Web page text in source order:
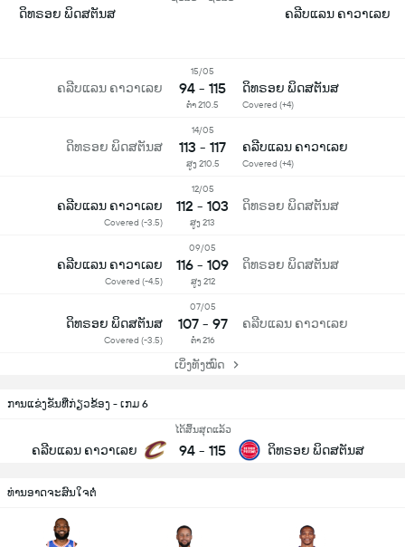
ການແຂ່ງຂັນທີ່ກ່ຽວຂ້ອງ - ເກມ 6
ຄລີບແລນ ຄາວາເລຍ
ໄດ້ສິ້ນສຸດແລ້ວ
94 - 115 ດິທຣອຍ ພິດສຕັນສ
ດິທຣອຍ ພິດສຕັນສ ຄລີບແລນ ຄາວາເລຍ
ຄລີບແລນ ຄາວາເລຍ
15/05
94 - 115 ດິທຣອຍ ພິດສຕັນສ
Covered (+4)
ຕໍ່າ 210.5
ດິທຣອຍ ພິດສຕັນສ
14/05
113 - 117 ຄລີບແລນ ຄາວາເລຍ
Covered (+4)
ສູງ 210.5
ຄລີບແລນ ຄາວາເລຍ
Covered (-3.5)
12/05
112 - 103 ດິທຣອຍ ພິດສຕັນສ
ສູງ 213
ຄລີບແລນ ຄາວາເລຍ
Covered (-4.5)
09/05
116 - 109 ດິທຣອຍ ພິດສຕັນສ
ສູງ 212
ດິທຣອຍ ພິດສຕັນສ
Covered (-3.5)
07/05
107 - 97 ຄລີບແລນ ຄາວາເລຍ
ຕໍ່າ 216
ເບິ່ງທັງໝົດ
ທ່ານອາດຈະສົນໃຈຕໍ່